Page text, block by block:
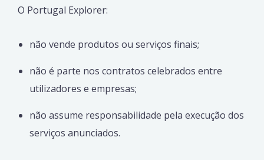
O Portugal Explorer:
não vende produtos ou serviços finais;
não é parte nos contratos celebrados entre
utilizadores e empresas;
não assume responsabilidade pela execução dos
serviços anunciados.